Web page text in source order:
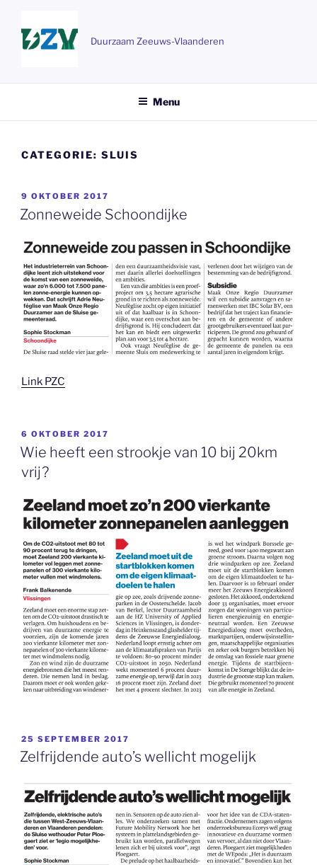
Duurzaam Zeeuws-Vlaanderen
Menu
CATEGORIE: SLUIS
GEPLAATST
OP
9 OKTOBER 2017
Zonneweide Schoondijke
Link PZC
GEPLAATST
OP
6 OKTOBER 2017
Wie heeft een strookje van 10 bij 20km
vrij?
GEPLAATST
OP
25 SEPTEMBER 2017
Zelfrijdende auto’s wellicht mogelijk